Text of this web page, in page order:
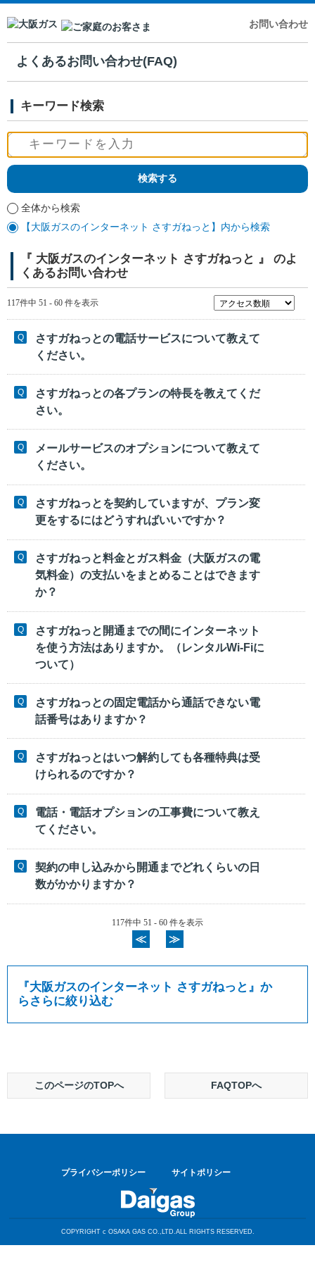
お問い合わせ
よくあるお問い合わせ(FAQ)
キーワード検索
全体から検索
【大阪ガスのインターネット さすガねっと】内から検索
『 大阪ガスのインターネット さすガねっと 』 のよ
くあるお問い合わせ
117件中 51 - 60 件を表示
さすガねっとの電話サービスについて教えて
ください。
さすガねっとの各プランの特長を教えてくだ
さい。
メールサービスのオプションについて教えて
ください。
さすガねっとを契約していますが、プラン変
更をするにはどうすればいいですか？
さすガねっと料金とガス料金（大阪ガスの電
気料金）の支払いをまとめることはできます
か？
さすガねっと開通までの間にインターネット
を使う方法はありますか。（レンタルWi-Fiに
ついて）
さすガねっとの固定電話から通話できない電
話番号はありますか？
さすガねっとはいつ解約しても各種特典は受
けられるのですか？
電話・電話オプションの工事費について教え
てください。
契約の申し込みから開通までどれくらいの日
数がかかりますか？
117件中 51 - 60 件を表示
≪ ≫
『大阪ガスのインターネット さすガねっと』か
らさらに絞り込む
このページのTOPへ FAQTOPへ
プライバシーポリシー サイトポリシー
COPYRIGHT c OSAKA GAS CO.,LTD.ALL RIGHTS RESERVED.